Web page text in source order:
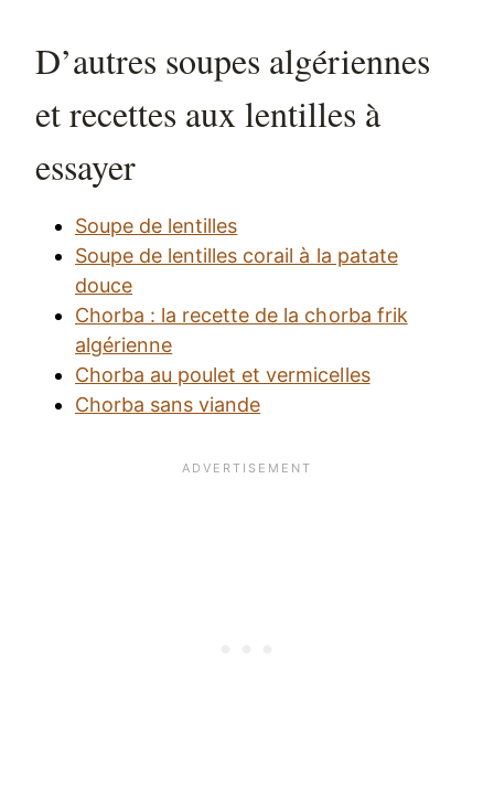
D’autres soupes algériennes
et recettes aux lentilles à
essayer
Soupe de lentilles
Soupe de lentilles corail à la patate
douce
Chorba : la recette de la chorba frik
algérienne
Chorba au poulet et vermicelles
Chorba sans viande